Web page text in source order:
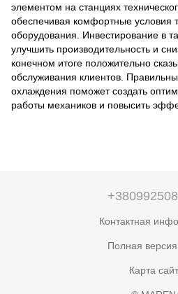
элементом на станциях
обеспечивая комфортные условия
оборудования. Инвестирование в
улучшить производительность и
конечном итоге положительно
обслуживания клиентов.
охлаждения поможет создать
работы механиков и повысить
Контактная
Полная версия
Карта